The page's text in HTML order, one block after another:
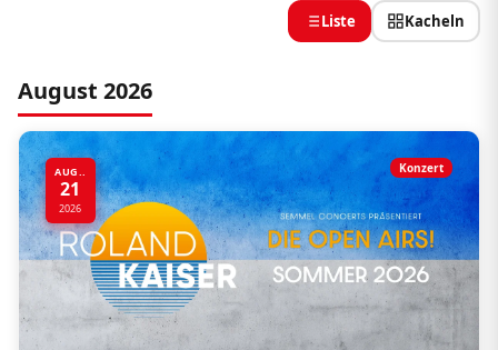
Liste Kacheln
August 2026
AUG..
21
2026
Konzert